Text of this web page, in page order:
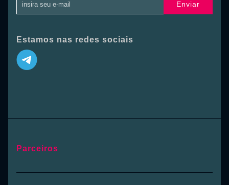
Enviar
Estamos nas redes sociais
Parceiros